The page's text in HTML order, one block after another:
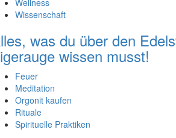
Wissenschaft
was du über den
wissen musst!
Feuer
Meditation
Orgonit kaufen
Rituale
Spirituelle Praktiken